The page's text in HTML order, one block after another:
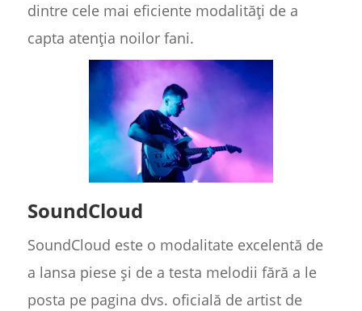
dintre cele mai eficiente modalități de a
capta atenția noilor fani.
SoundCloud
SoundCloud este o modalitate excelentă de
a lansa piese și de a testa melodii fără a le
posta pe pagina dvs. oficială de artist de